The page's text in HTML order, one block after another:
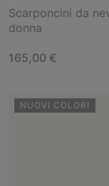
Scarponcini da
donna
Regular price:
165,00 €
NUOVI COLORI